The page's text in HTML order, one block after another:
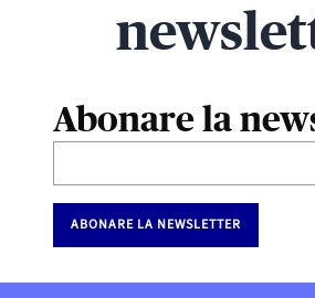
Abonare la
ABONARE LA NEWSLETTER